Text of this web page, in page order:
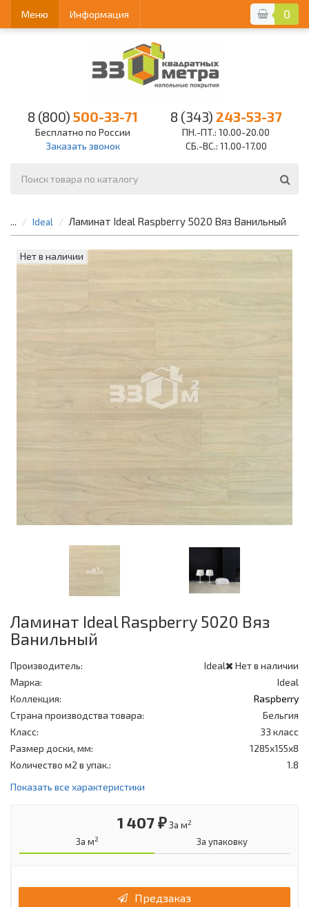
0
Меню Информация
8 (800) 500-33-71
Бесплатно по России
Заказать звонок
8 (343) 243-53-37
ПН.-ПТ.: 10.00-20.00
СБ.-ВС.: 11.00-17.00
... Ideal Ламинат Ideal Raspberry 5020 Вяз Ванильный
Нет в наличии
Ламинат Ideal Raspberry 5020 Вяз
Ванильный
Нет в наличии
Производитель:
Ideal
Марка:
Ideal
Коллекция:
Raspberry
Страна производства товара:
Бельгия
Класс:
33 класс
Размер доски, мм:
1285х155х8
Количество м2 в упак.:
1.8
Показать все характеристики
1 407 ₽За м2
За м2 За упаковку
Предзаказ